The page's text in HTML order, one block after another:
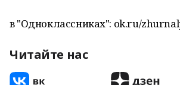
в "Одноклассниках": ok.ru/
Читайте нас